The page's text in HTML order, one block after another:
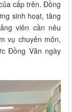
cấp trên. Đồng
sinh hoạt, tăng
viên cần nêu
vụ chuyên môn,
Đồng Văn ngày